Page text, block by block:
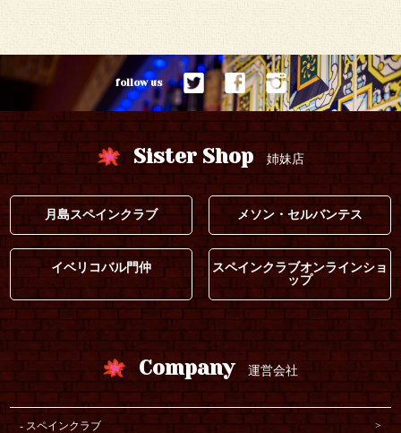
follow us
Sister Shop 姉妹店
月島スペインクラブ メソン・セルバンテス
イベリコバル門仲
スペインクラブオンラインショ
ップ
Company 運営会社
スペインクラブ